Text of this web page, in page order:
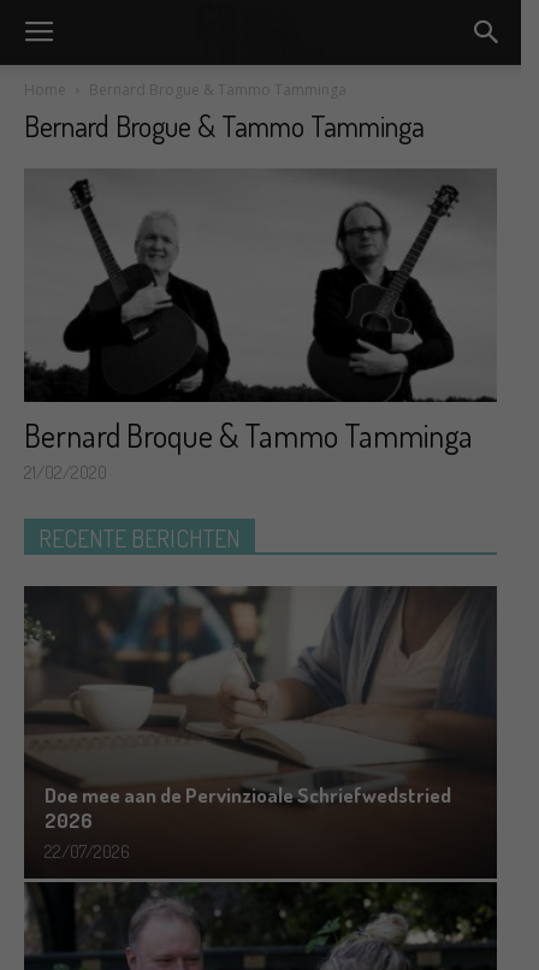
Home Bernard Brogue & Tammo Tamminga
Bernard Brogue & Tammo Tamminga
Bernard Broque & Tammo Tamminga
21/02/2020
RECENTE BERICHTEN
Doe mee aan de Pervinzioale Schriefwedstried
2026
22/07/2026